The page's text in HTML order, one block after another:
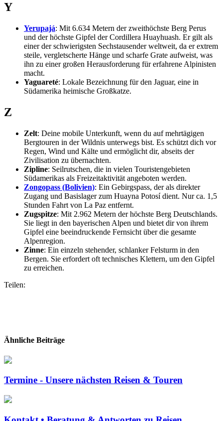
Y
Yerupajá: Mit 6.634 Metern der zweithöchste Berg Perus
und der höchste Gipfel der Cordillera Huayhuash. Er gilt als
einer der schwierigsten Sechstausender weltweit, da er extrem
steile, vergletscherte Hänge und scharfe Grate aufweist, was
ihn zu einer großen Herausforderung für erfahrene Alpinisten
macht.
Yaguareté: Lokale Bezeichnung für den Jaguar, eine in
Südamerika heimische Großkatze.
Z
Zelt: Deine mobile Unterkunft, wenn du auf mehrtägigen
Bergtouren in der Wildnis unterwegs bist. Es schützt dich vor
Regen, Wind und Kälte und ermöglicht dir, abseits der
Zivilisation zu übernachten.
Zipline: Seilrutschen, die in vielen Touristengebieten
Südamerikas als Freizeitaktivität angeboten werden.
Zongopass (Bolivien): Ein Gebirgspass, der als direkter
Zugang und Basislager zum Huayna Potosí dient. Nur ca. 1,5
Stunden Fahrt von La Paz entfernt.
Zugspitze: Mit 2.962 Metern der höchste Berg Deutschlands.
Sie liegt in den bayerischen Alpen und bietet dir von ihrem
Gipfel eine beeindruckende Fernsicht über die gesamte
Alpenregion.
Zinne: Ein einzeln stehender, schlanker Felsturm in den
Bergen. Sie erfordert oft technisches Klettern, um den Gipfel
zu erreichen.
Teilen:
Ähnliche Beiträge
Termine - Unsere nächsten Reisen & Touren